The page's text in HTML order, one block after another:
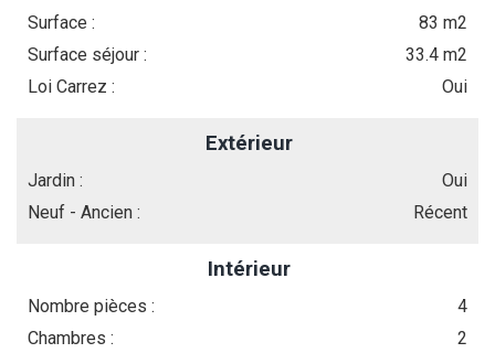
Surface :
83 m2
Surface séjour :
33.4 m2
Loi Carrez :
Oui
Extérieur
Jardin :
Oui
Neuf - Ancien :
Récent
Intérieur
Nombre pièces :
4
Chambres :
2